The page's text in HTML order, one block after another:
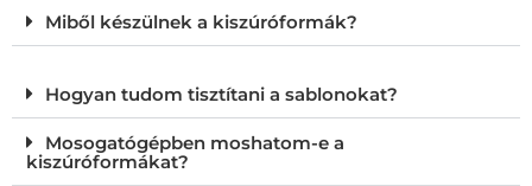
Miből készülnek a kiszúróformák?
Hogyan tudom tisztítani a sablonokat?
Mosogatógépben moshatom-e a
kiszúróformákat?